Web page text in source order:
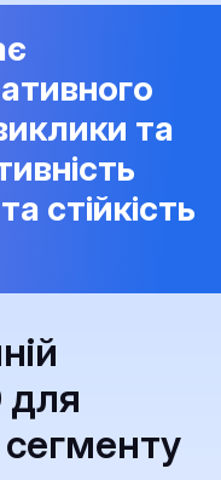
та
стійкість
для